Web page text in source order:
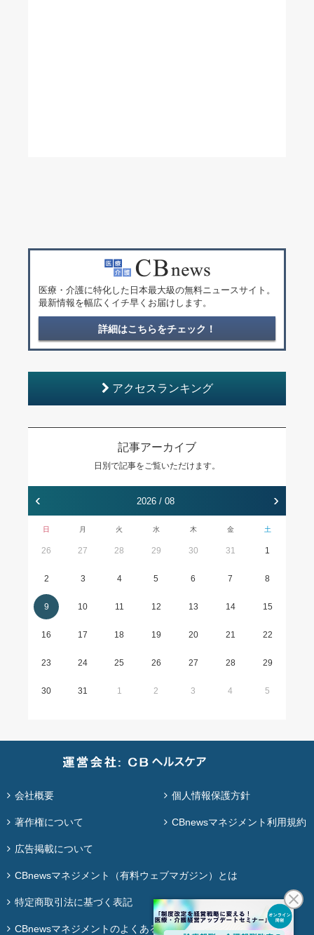
医療・介護に特化した日本最大級の無料ニュースサイト。
最新情報を幅広くイチ早くお届けします。
詳細はこちらをチェック！
アクセスランキング
記事アーカイブ
日別で記事をご覧いただけます。
‹ 2026 / 08 ›
日 月 火 水 木 金 土
26 27 28 29 30 31 1
2 3 4 5 6 7 8
9 10 11 12 13 14 15
16 17 18 19 20 21 22
23 24 25 26 27 28 29
30 31 1 2 3 4 5
会社概要 個人情報保護方針
著作権について CBnewsマネジメント利用規約
広告掲載について
CBnewsマネジメント（有料ウェブマガジン）とは
特定商取引法に基づく表記
CBnewsマネジメントのよくある質問